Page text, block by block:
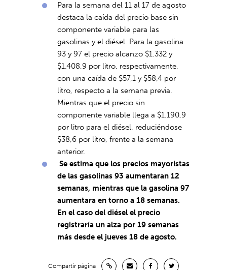
Para la semana del 11 al 17 de agosto
destaca la caída del precio base sin
componente variable para las
gasolinas y el diésel. Para la gasolina
93 y 97 el precio alcanzo $1.332 y
$1.408,9 por litro, respectivamente,
con una caída de $57,1 y $58,4 por
litro, respecto a la semana previa.
Mientras que el precio sin
componente variable llega a $1.190,9
por litro para el diésel, reduciéndose
$38,6 por litro, frente a la semana
anterior.
Se estima que los precios mayoristas
de las gasolinas 93aumentaran 12
semanas, mientras que la gasolina 97
aumentara en torno a 18 semanas.
En el caso del diésel el precio
registraría un alza por 19 semanas
más desde el jueves 18 de agosto.
Compartir página